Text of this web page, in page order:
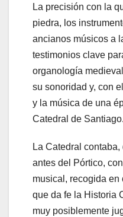
La precisión con la
piedra, los
ancianos músicos a
testimonios clave
organología
su sonoridad y, con
y la música de una
Catedral de Santiago.
La Catedral
antes del Pórtico,
musical, recogida
que da fe la Historia
muy posiblemente